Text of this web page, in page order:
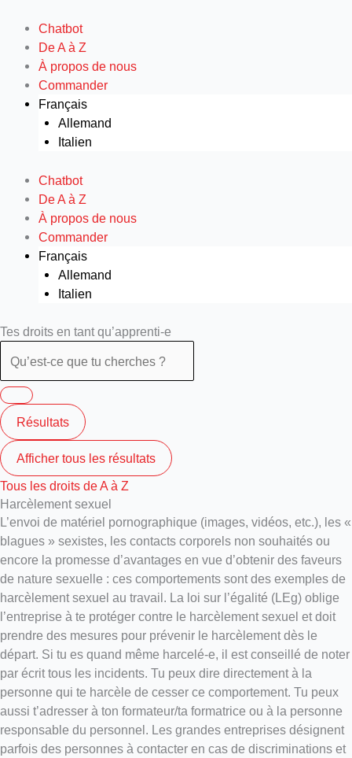
contenu
Chatbot
De A à Z
À propos de nous
Commander
Français
Allemand
Italien
Chatbot
De A à Z
À propos de nous
Commander
Français
Allemand
Italien
Tes droits en tant qu’apprenti-e
Search
Résultats
Afficher tous les résultats
Tous les droits de A à Z
Harcèlement sexuel
L’envoi de matériel pornographique (images, vidéos, etc.), les «
blagues » sexistes, les contacts corporels non souhaités ou
encore la promesse d’avantages en vue d’obtenir des faveurs
de nature sexuelle : ces comportements sont des exemples de
harcèlement sexuel au travail. La loi sur l’égalité (LEg) oblige
l’entreprise à te protéger contre le harcèlement sexuel et doit
prendre des mesures pour prévenir le harcèlement dès le
départ. Si tu es quand même harcelé-e, il est conseillé de noter
par écrit tous les incidents. Tu peux dire directement à la
personne qui te harcèle de cesser ce comportement. Tu peux
aussi t’adresser à ton formateur/ta formatrice ou à la personne
responsable du personnel. Les grandes entreprises désignent
parfois des personnes à contacter en cas de discriminations et
Search